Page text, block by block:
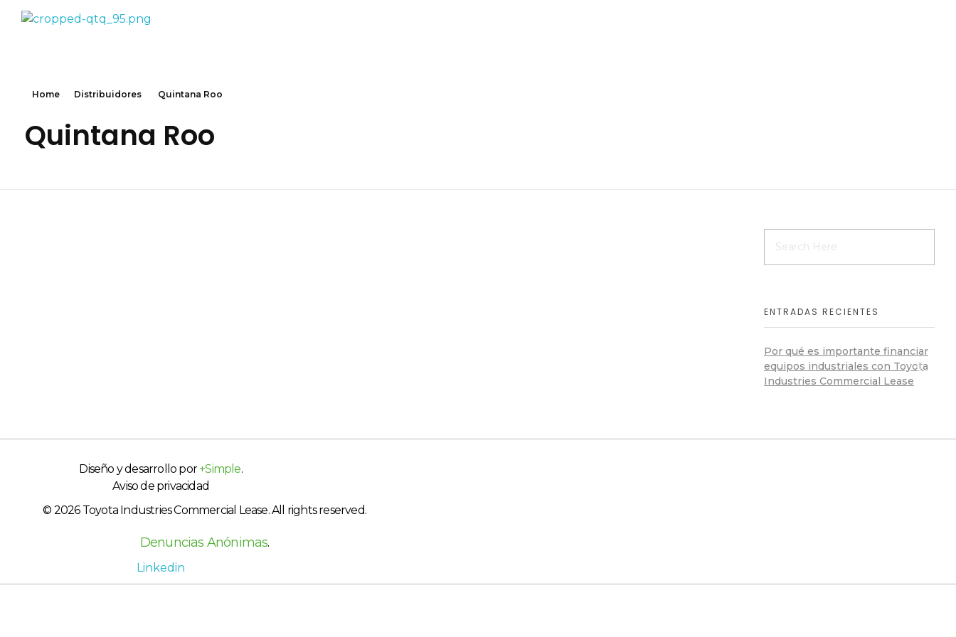
Home Distribuidores Quintana Roo
Quintana Roo
ENTRADAS RECIENTES
Por qué es importante financiar
equipos industriales con Toyota
Industries Commercial Lease
Diseño y desarrollo por+Simple.
Aviso de privacidad
© 2026 Toyota Industries Commercial Lease. All rights reserved.
Denuncias Anónimas.
Linkedin